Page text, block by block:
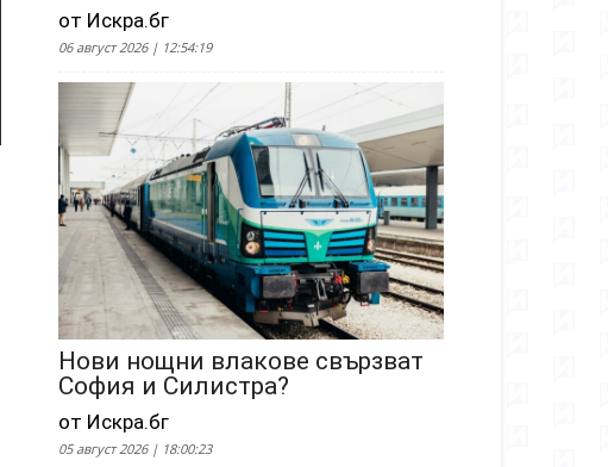
от Искра.бг
06 август 2026 | 12:54:19
Нови нощни влакове свързват
София и Силистра?
от Искра.бг
05 август 2026 | 18:00:23